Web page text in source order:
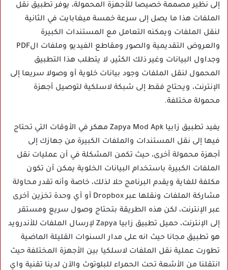
إلى نظير مصممة خصيصا للأجهزة المحمولة، يوفر تطبيق نقل
الملفات هذا ما يصل إلى سرعة خمسة ميغابايت في الثانية
لنقل الملفات ويمكنه التعامل مع المستندات الكبيرة
والعروض التقديمية والصور ومقاطع الفيديو وملفات الPDF
وجداول البيانات وغير ذلك الكثير، لا يتطلب هذا التطبيق
المحمول لنقل الملفات وجود بيانات خلوية أو وصولا سريعا إلى
الإنترنت، ويحتاج فقط إلى شبكة لاسلكية لتوصيل أجهزة
محمولة مختلفة.
يفيد تطبيق زابيا Zapya Mod Apk مهكر في الأوقات التي تحتاج
فيها إلى نقل المستندات والملفات الكبيرة من جهازك إلى
أجهزة محمولة أخرى، حيث تكمن المشكلة في أن عمليات نقل
الملفات الكبيرة باستخدام البيانات الخلوية يمكن أن تكون
مكلفة للغاية ويقدم البرنامج حلا لذلك، خاصة وأنه تقدر محاولة
مشاركة الملفات ونقلها عبر Dropbox أو أي وحدة تخزين أخرى
عبر الإنترنت، لكن هذه الطريقة بتحتاج وصول سريع ومستقر
إلى الإنترنت، حميل تطبيق زابيا Zapya لإرسال الملفات للأندرويد
هو تطبيق مجانا حيث انه على مدار السنوات القليلة الماضية
تطورت عملية نقل الملفات لاسلكيا بين الأجهزة المختلفة حيث
انتقلنا من الأشعة تحت الحمراء للبلوتوث والآن لدينا تقنية واي